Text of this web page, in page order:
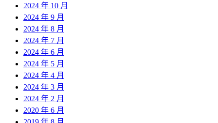
2024 年 10 月
2024 年 9 月
2024 年 8 月
2024 年 7 月
2024 年 6 月
2024 年 5 月
2024 年 4 月
2024 年 3 月
2024 年 2 月
2020 年 6 月